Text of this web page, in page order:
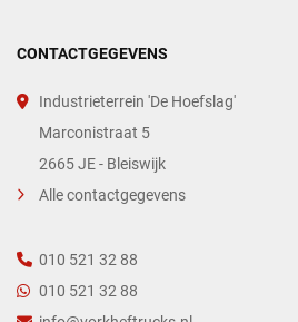
CONTACTGEGEVENS
Industrieterrein 'De Hoefslag'
Marconistraat 5
2665 JE - Bleiswijk
Alle contactgegevens
010 521 32 88
010 521 32 88